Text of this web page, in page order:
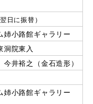
日に振替）
姉小路館ギャラリー
洞院東入
井裕之（金石造形）
姉小路館ギャラリー